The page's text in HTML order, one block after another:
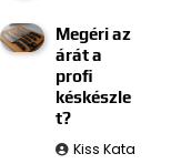
Megéri az
árát a
profi
késkészle
t?
Kiss Kata